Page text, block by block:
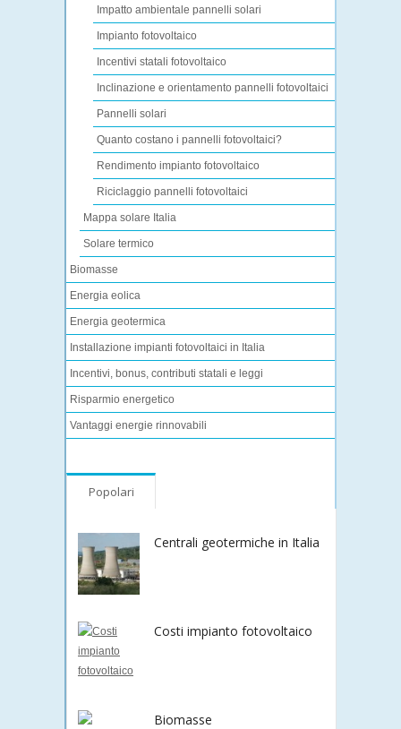
Impatto ambientale pannelli solari
Impianto fotovoltaico
Incentivi statali fotovoltaico
Inclinazione e orientamento pannelli fotovoltaici
Pannelli solari
Quanto costano i pannelli fotovoltaici?
Rendimento impianto fotovoltaico
Riciclaggio pannelli fotovoltaici
Mappa solare Italia
Solare termico
Biomasse
Energia eolica
Energia geotermica
Installazione impianti fotovoltaici in Italia
Incentivi, bonus, contributi statali e leggi
Risparmio energetico
Vantaggi energie rinnovabili
Popolari
Centrali geotermiche in Italia
Costi impianto fotovoltaico
Biomasse